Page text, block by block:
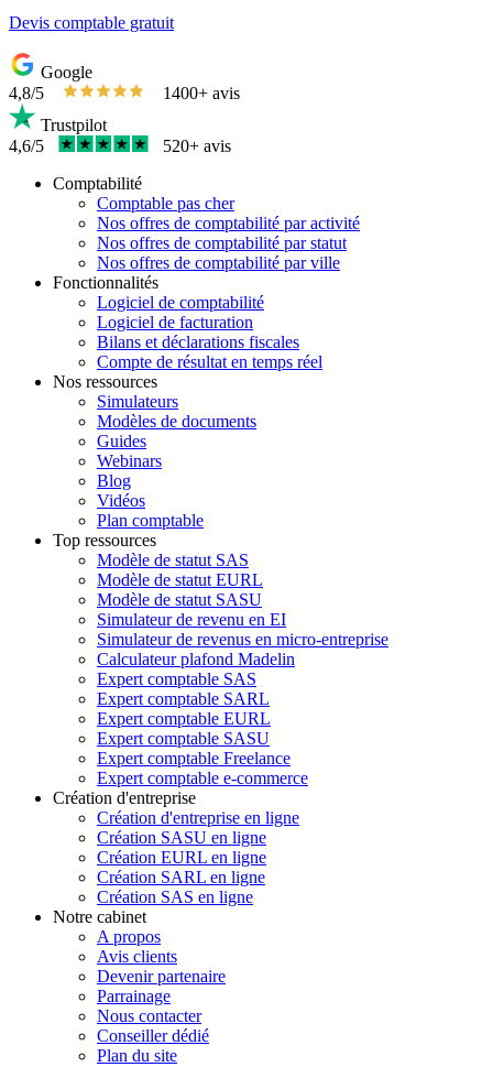
Devis comptable gratuit
Google
4,8/5
1400+ avis
Trustpilot
4,6/5
520+ avis
Comptabilité
Comptable pas cher
Nos offres de comptabilité par activité
Nos offres de comptabilité par statut
Nos offres de comptabilité par ville
Fonctionnalités
Logiciel de comptabilité
Logiciel de facturation
Bilans et déclarations fiscales
Compte de résultat en temps réel
Nos ressources
Simulateurs
Modèles de documents
Guides
Webinars
Blog
Vidéos
Plan comptable
Top ressources
Modèle de statut SAS
Modèle de statut EURL
Modèle de statut SASU
Simulateur de revenu en EI
Simulateur de revenus en micro-entreprise
Calculateur plafond Madelin
Expert comptable SAS
Expert comptable SARL
Expert comptable EURL
Expert comptable SASU
Expert comptable Freelance
Expert comptable e-commerce
Création d'entreprise
Création d'entreprise en ligne
Création SASU en ligne
Création EURL en ligne
Création SARL en ligne
Création SAS en ligne
Notre cabinet
A propos
Avis clients
Devenir partenaire
Parrainage
Nous contacter
Conseiller dédié
Plan du site